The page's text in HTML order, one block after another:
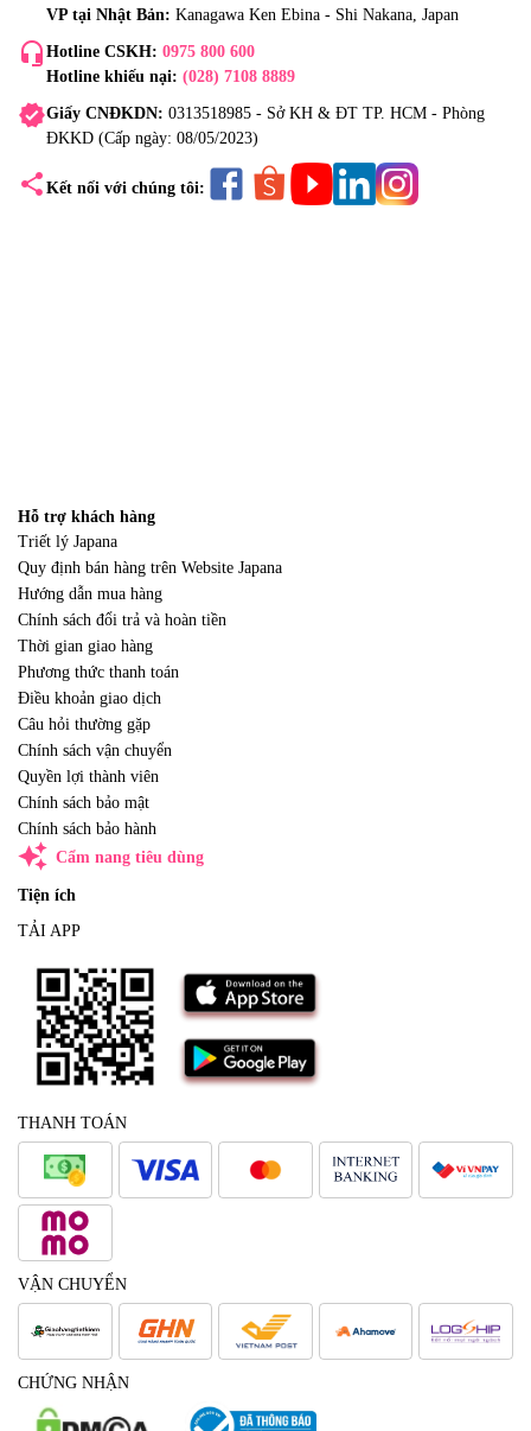
VP tại Nhật Bản: Kanagawa Ken Ebina - Shi Nakana, Japan
headset_mic Hotline CSKH: 0975 800 600
Hotline khiếu nại: (028) 7108 8889
verifiedGiấy CNĐKDN: 0313518985 - Sở KH & ĐT TP. HCM - Phòng
ĐKKD (Cấp ngày: 08/05/2023)
share Kết nối với chúng tôi:
Hỗ trợ khách hàng
Triết lý Japana
Quy định bán hàng trên Website Japana
Hướng dẫn mua hàng
Chính sách đổi trả và hoàn tiền
Thời gian giao hàng
Phương thức thanh toán
Điều khoản giao dịch
Câu hỏi thường gặp
Chính sách vận chuyển
Quyền lợi thành viên
Chính sách bảo mật
Chính sách bảo hành
auto_awesome Cẩm nang tiêu dùng
Tiện ích
TẢI APP
THANH TOÁN
VẬN CHUYỂN
CHỨNG NHẬN